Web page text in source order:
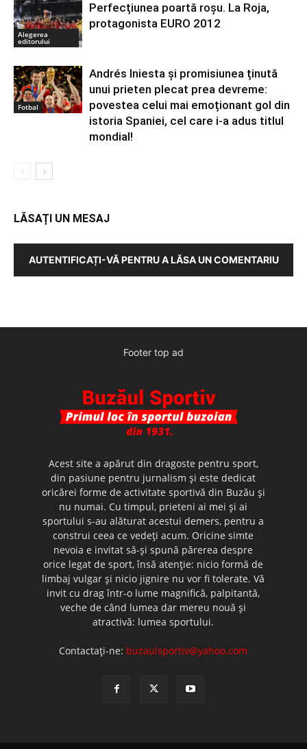
Alegerea
editorului
Perfecțiunea poartă roșu. La Roja,
protagonista EURO 2012
Fotbal
Andrés Iniesta și promisiunea ținută
unui prieten plecat prea devreme:
povestea celui mai emoționant gol din
istoria Spaniei, cel care i-a adus titlul
mondial!
LĂSAȚI UN MESAJ
AUTENTIFICAȚI-VĂ PENTRU A LĂSA UN COMENTARIU
Footer top ad
Acest site a apărut din dragoste pentru sport,
din pasiune pentru jurnalism şi este dedicat
oricărei forme de activitate sportivă din Buzău şi
nu numai. Cu timpul, prieteni ai mei şi ai
sportului s-au alăturat acestui demers, pentru a
construi ceea ce vedeţi acum. Oricine simte
nevoia e invitat să-şi spună părerea despre
orice legat de sport, însă atenţie: nicio formă de
limbaj vulgar şi nicio jignire nu vor fi tolerate. Vă
invit cu drag într-o lume magnifică, palpitantă,
veche de când lumea dar mereu nouă şi
atractivă: lumea sportului.
Contactați-ne: buzaulsportiv@yahoo.com